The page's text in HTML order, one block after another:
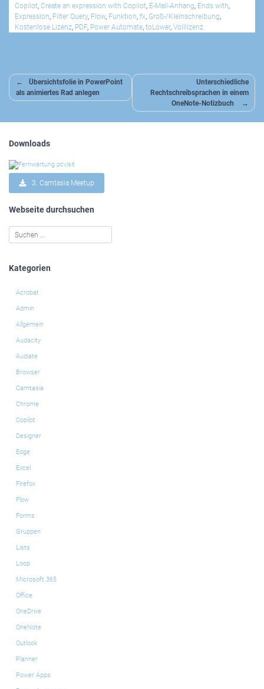
Copilot, Create an expression with Copilot, E-Mail-Anhang, Ends with,
Expression, Filter Query, Flow, Funktion, fx, Groß-/Kleinschreibung,
Kostenlose Lizenz, PDF, Power Automate, toLower, Volllizenz
Beitragsnavigation
Übersichtsfolie in PowerPoint
als animiertes Rad anlegen
Unterschiedliche
Rechtschreibsprachen in einem
OneNote-Notizbuch
Downloads
3. Camtasia Meetup
Webseite durchsuchen
Kategorien
Acrobat
Admin
Allgemein
Audacity
Audiate
Browser
Camtasia
Chrome
Copilot
Designer
Edge
Excel
Firefox
Flow
Forms
Gruppen
Lists
Loop
Microsoft 365
Office
OneDrive
OneNote
Outlook
Planner
Power Apps